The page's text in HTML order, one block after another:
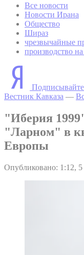
Все новости
Новости Ирана
Общество
Шираз
чрезвычайные
производство
Вестник Кавказа —
"Иберия
"Ларном" в
Европы
Опубликовано: 1:12,